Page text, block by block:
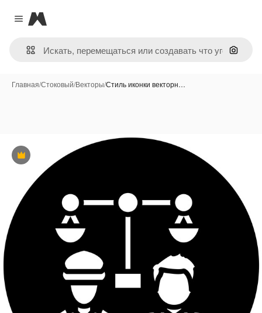
Close menu
Magnific
Поиск
Главная/Стоковый/Векторы/Стиль иконки векторн…
Премиум